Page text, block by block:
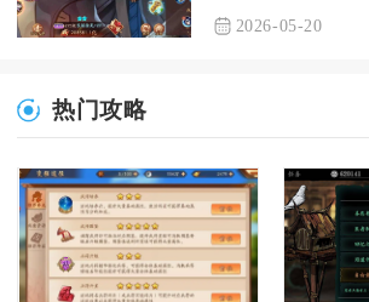
2026-05-20
热门攻略